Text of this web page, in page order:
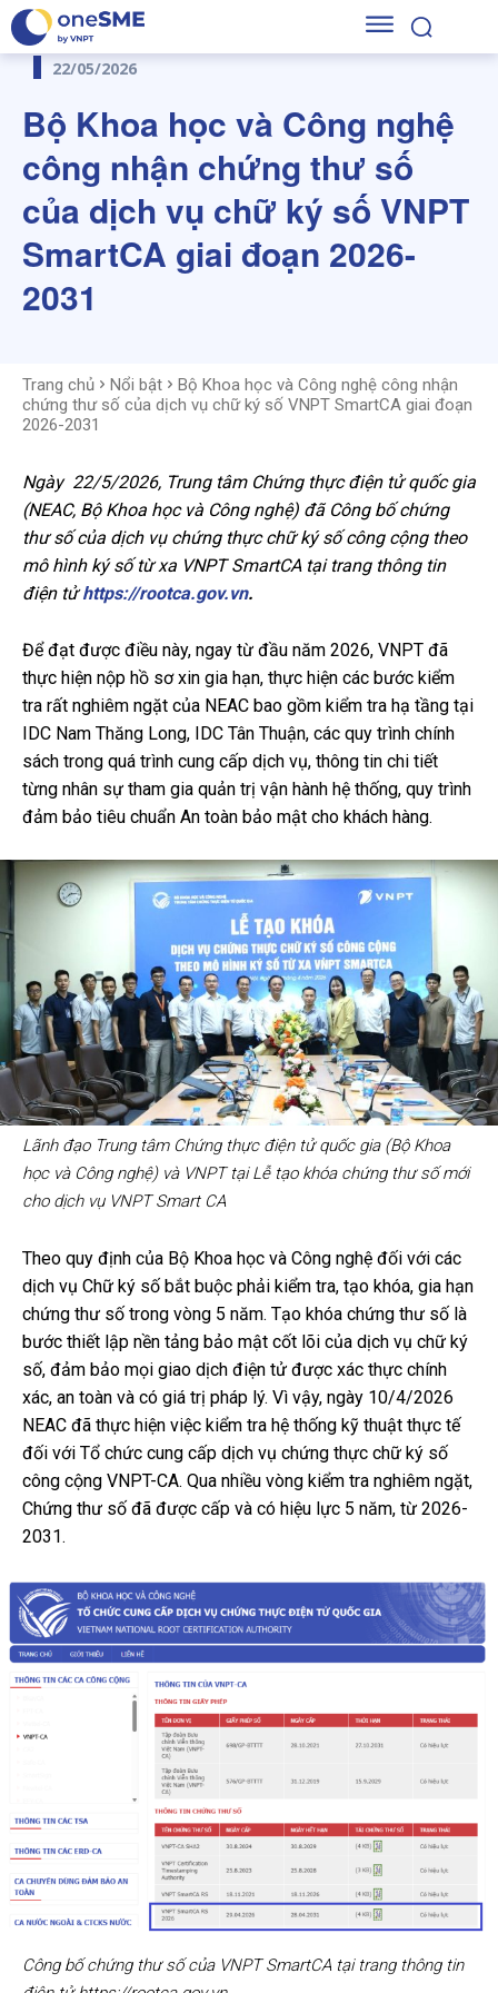
22/05/2026
Bộ Khoa học và Công nghệ
công nhận chứng thư số
của dịch vụ chữ ký số VNPT
SmartCA giai đoạn 2026-
2031
Trang chủ Nổi bật
Bộ Khoa học và Công nghệ công nhận
chứng thư số của dịch vụ chữ ký số VNPT SmartCA giai đoạn
2026-2031
Ngày 22/5/2026, Trung tâm Chứng thực điện tử quốc gia
(NEAC, Bộ Khoa học và Công nghệ) đã Công bố chứng
thư số của dịch vụ chứng thực chữ ký số công cộng theo
mô hình ký số từ xa VNPT SmartCA tại trang thông tin
điện tửhttps://rootca.gov.vn.
Để đạt được điều này, ngay từ đầu năm 2026, VNPT đã
thực hiện nộp hồ sơ xin gia hạn, thực hiện các bước kiểm
tra rất nghiêm ngặt của NEAC bao gồm kiểm tra hạ tầng tại
IDC Nam Thăng Long, IDC Tân Thuận, các quy trình chính
sách trong quá trình cung cấp dịch vụ, thông tin chi tiết
từng nhân sự tham gia quản trị vận hành hệ thống, quy trình
đảm bảo tiêu chuẩn An toàn bảo mật cho khách hàng.
Lãnh đạo Trung tâm Chứng thực điện tử quốc gia (Bộ Khoa
học và Công nghệ) và VNPT tại Lễ tạo khóa chứng thư số mới
cho dịch vụ VNPT Smart CA
Theo quy định của Bộ Khoa học và Công nghệ đối với các
dịch vụ Chữ ký số bắt buộc phải kiểm tra, tạo khóa, gia hạn
chứng thư số trong vòng 5 năm. Tạo khóa chứng thư số là
bước thiết lập nền tảng bảo mật cốt lõi của dịch vụ chữ ký
số, đảm bảo mọi giao dịch điện tử được xác thực chính
xác, an toàn và có giá trị pháp lý. Vì vậy, ngày 10/4/2026
NEAC đã thực hiện việc kiểm tra hệ thống kỹ thuật thực tế
đối với Tổ chức cung cấp dịch vụ chứng thực chữ ký số
công cộng VNPT-CA. Qua nhiều vòng kiểm tra nghiêm ngặt,
Chứng thư số đã được cấp và có hiệu lực 5 năm, từ 2026-
2031.
Công bố chứng thư số của VNPT SmartCA tại trang thông tin